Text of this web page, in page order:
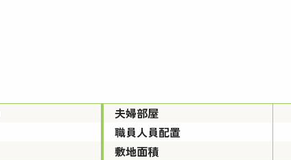
夫婦部屋
職員人員配置
敷地面積